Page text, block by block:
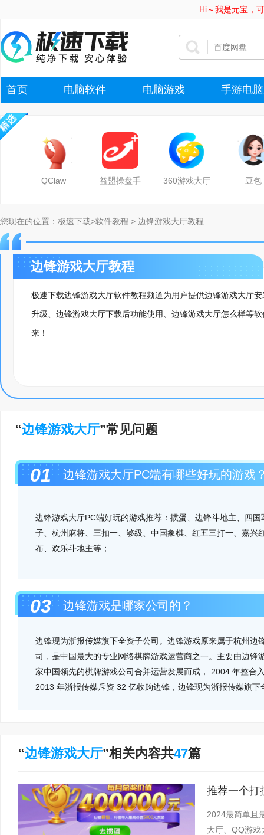
Hi～我是元宝，
首页 电脑软件 电脑游戏 手游电
QClaw 益盟操盘手 360游戏大厅 豆包
您现在的位置： 极速下载>软件教程 > 边锋游戏大厅教程
边锋游戏大厅教程
极速下载边锋游戏大厅软件教程频道为用户提供边锋游戏大厅
升级、边锋游戏大厅下载后功能使用、边锋游戏大厅怎么样等
来！
“边锋游戏大厅”常见问题
01 边锋游戏大厅PC端有哪些好玩的游戏
边锋游戏大厅PC端好玩的游戏推荐：掼蛋、边锋斗地主、四国
子、杭州麻将、三扣一、够级、中国象棋、红五三打一、嘉兴
布、欢乐斗地主等；
03 边锋游戏是哪家公司的？
边锋现为浙报传媒旗下全资子公司。边锋游戏原来属于杭州边
司，是中国最大的专业网络棋牌游戏运营商之一。主要由边锋
家中国领先的棋牌游戏公司合并运营发展而成， 2004 年整合
2013 年浙报传媒斥资 32 亿收购边锋，边锋现为浙报传媒旗下
“边锋游戏大厅”相关内容共47篇
2024最简单且
大厅、QQ游